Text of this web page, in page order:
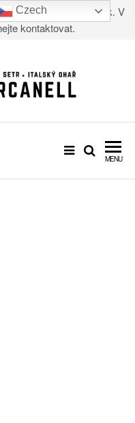
jeden úžasný chlapeček. V
kontaktovat.
MENU
Czech